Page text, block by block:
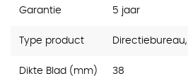
Garantie 5 jaar
Type product
Dikte Blad (mm) 38